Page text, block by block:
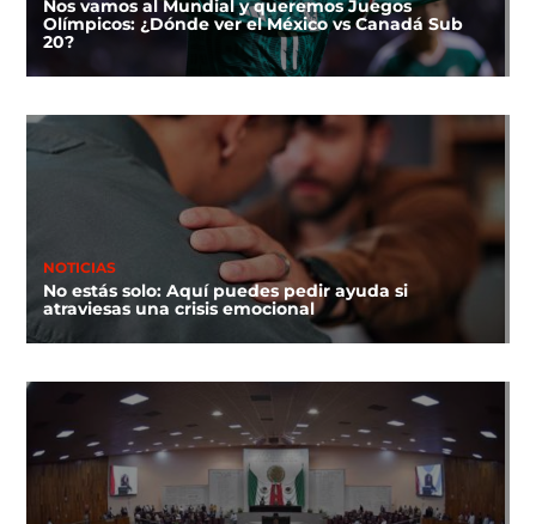
Nos vamos al Mundial y queremos Juegos
Olímpicos: ¿Dónde ver el México vs Canadá Sub
20?
NOTICIAS
No estás solo: Aquí puedes pedir ayuda si
atraviesas una crisis emocional